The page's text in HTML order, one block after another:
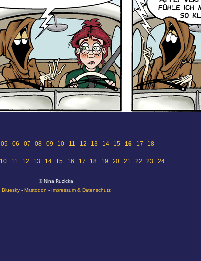
05 06 07 08 09 10 11 12 13 14 15 16 17 18
10 11 12 13 14 15 16 17 18 19 20 21 22 23 24
© Nina Ruzicka
Bluesky- Mastodon - Impressum & Datenschutz